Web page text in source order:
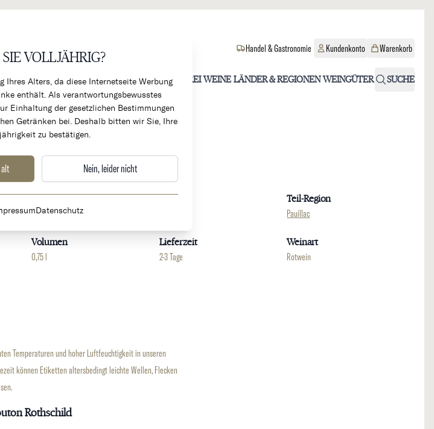
VOLLJÄHRIG?
Ihres Alters, da diese Internetseite Werbung
enthält. Als verantwortungsbewusstes
Einhaltung der gesetzlichen Bestimmungen
Getränken bei. Deshalb bitten wir Sie, Ihre
zu bestätigen.
Nein, leider nicht
Datenschutz
KÜCHENPRODUKTE & ALKOHOLFREI WEINE LÄNDER & REGIONEN WEINGÜTER SUCHE
Handel & Gastronomie Kundenkonto Warenkorb
Temperaturen und hoher Luftfeuchtigkeit in unseren
können Etiketten altersbedingt leichte Wellen, Flecken
Frankreich
Teil-Region
Pauillac
Volumen
0,75 l
Lieferzeit
2-3 Tage
Weinart
Rotwein
Rothschild